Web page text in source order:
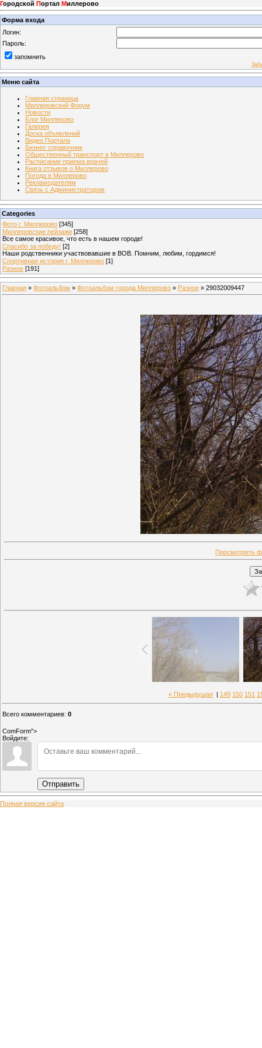
Городской Портал Миллерово
Форма входа
Логин:
Пароль:
запомнить
Меню сайта
Главная страница
Миллеровский Форум
Новости
Блог Миллерово
Галерея
Доска объявлений
Видео Портала
Бизнес справочник
Общественный транспорт в Миллерово
Расписание приема врачей
Книга отзывов о Миллерово
Погода в Миллерово
Рекламодателям
Связь с Администратором
Categories
Фото г. Миллерово [345]
Миллеровские пейзажи [258]
Все самое красивое, что есть в нашем городе!
Спасибо за победу! [2]
Наши родственники участвовавшие в ВОВ. Помним, любим, гордимся!
Спортивная история г. Миллерово [1]
Разное [191]
Главная » Фотоальбом » Фотоальбом города Миллерово » Разное » 29032009447
Просмотреть
« Предыдущая 149 150 151
Всего комментариев: 0
ComForm">
Войдите:
Отправить
Полная версия сайта